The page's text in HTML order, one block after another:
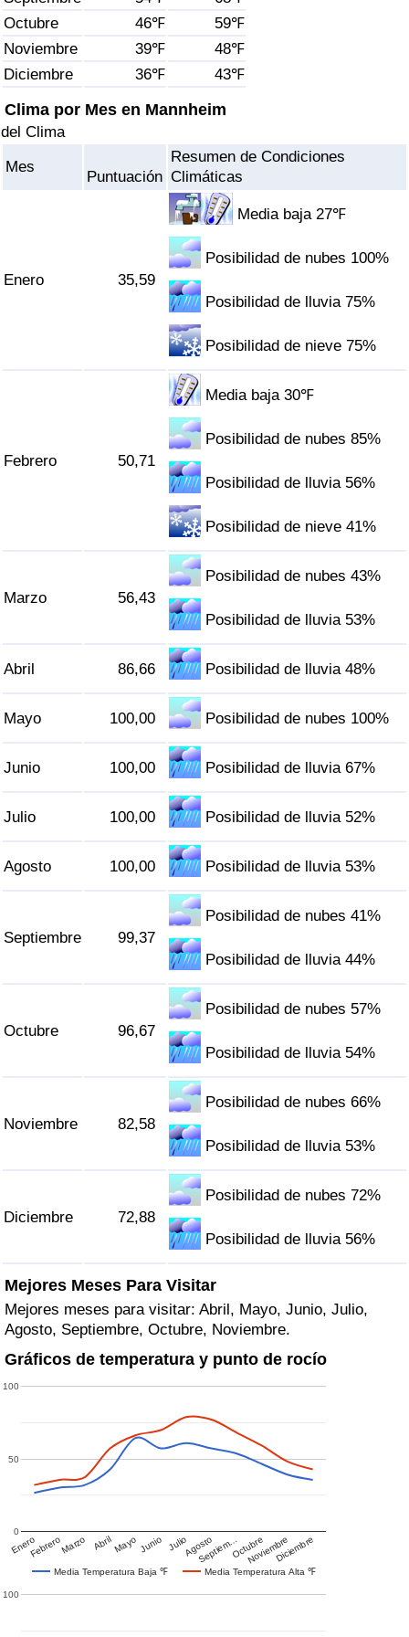
Octubre
46℉
59℉
Noviembre
39℉
48℉
Diciembre
36℉ 43℉
Clima por Mes en Mannheim
del Clima
Mes
Puntuación
Resumen de Condiciones
Climáticas
Enero 35,59
Media baja 27℉
Posibilidad de nubes 100%
Posibilidad de lluvia 75%
Posibilidad de nieve 75%
Febrero 50,71
Media baja 30℉
Posibilidad de nubes 85%
Posibilidad de lluvia 56%
Posibilidad de nieve 41%
Marzo 56,43
Posibilidad de nubes 43%
Posibilidad de lluvia 53%
Abril 86,66 Posibilidad de lluvia 48%
Mayo 100,00 Posibilidad de nubes 100%
Junio 100,00 Posibilidad de lluvia 67%
Julio 100,00 Posibilidad de lluvia 52%
Agosto 100,00 Posibilidad de lluvia 53%
Septiembre 99,37
Posibilidad de nubes 41%
Posibilidad de lluvia 44%
Octubre 96,67
Posibilidad de nubes 57%
Posibilidad de lluvia 54%
Noviembre 82,58
Posibilidad de nubes 66%
Posibilidad de lluvia 53%
Diciembre 72,88
Posibilidad de nubes 72%
Posibilidad de lluvia 56%
Mejores Meses Para Visitar
Mejores meses para visitar: Abril, Mayo, Junio, Julio,
Agosto, Septiembre, Octubre, Noviembre.
Gráficos de temperatura y punto de rocío
Media Temperatura Baja ℉ Media Temperatura Alta ℉
EneroFebreroMarzo AbrilMayo Junio JulioAgosto
Septiem…OctubreNoviembreDiciembre
0
50
100
100
Índice de criminalidad por país
Sanidad
Índice de Sanidad (Actual)
Índice de Sanidad por País
Índice de Contaminación (Actual)
Índice de contaminación
Índice de Contaminación por País
Índice de Tráfico (Actual)
Índice de Tráfico por País